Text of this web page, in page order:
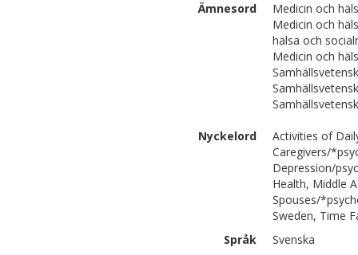
Ämnesord
Medicin och
Medicin och
hälsa och
Medicin och
Nyckelord
Activities of
Caregivers/
Depression/
Health, Middle
Spouses/
Sweden, Time
Språk
Svenska